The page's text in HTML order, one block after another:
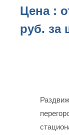
Цена :
руб. за